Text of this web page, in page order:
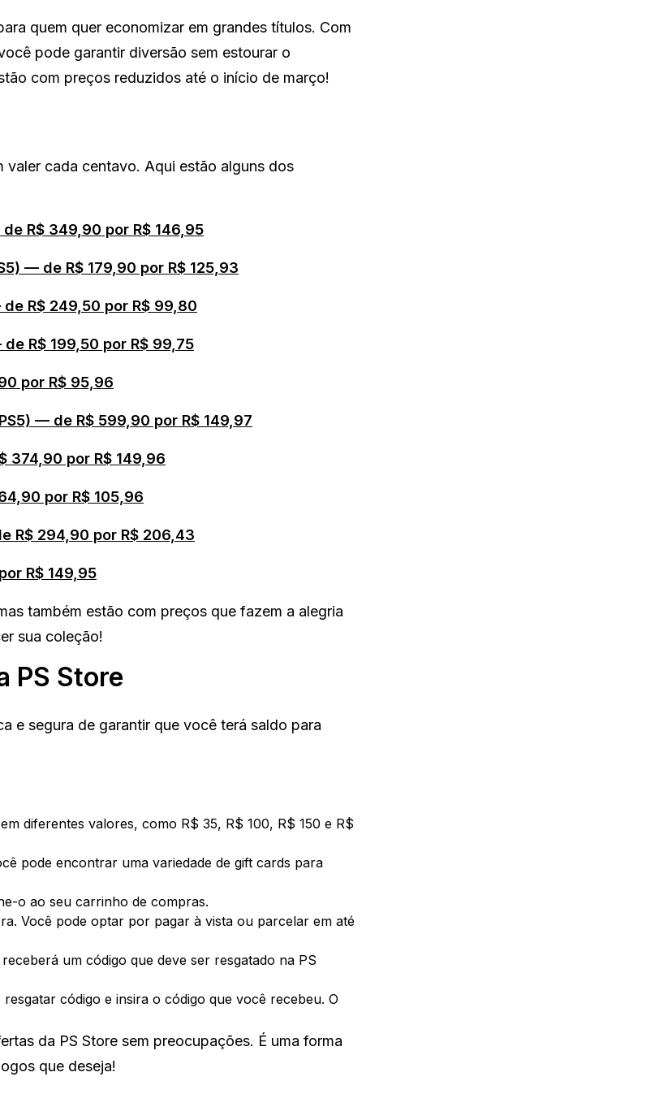
quem quer economizar em grandes títulos. Com
pode garantir diversão sem estourar o
com preços reduzidos até o início de março!
valer cada centavo. Aqui estão alguns dos
R$ 349,90 por R$ 146,95
— de R$ 179,90 por R$ 125,93
R$ 249,50 por R$ 99,80
R$ 199,50 por R$ 99,75
por R$ 95,96
— de R$ 599,90 por R$ 149,97
374,90 por R$ 149,96
por R$ 105,96
R$ 294,90 por R$ 206,43
R$ 149,95
também estão com preços que fazem a alegria
sua coleção!
PS Store
e segura de garantir que você terá saldo para
diferentes valores, como R$ 35, R$ 100, R$ 150 e R$
pode encontrar uma variedade de gift cards para
o ao seu carrinho de compras.
Você pode optar por pagar à vista ou parcelar em até
um código que deve ser resgatado na PS
código e insira o código que você recebeu. O
da PS Store sem preocupações. É uma forma
que deseja!